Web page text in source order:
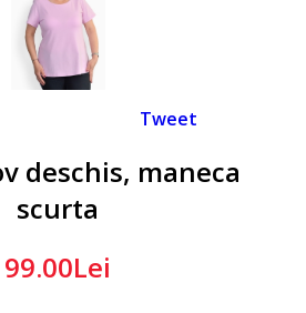
deschis, maneca
scurta
99.00Lei
Tweet